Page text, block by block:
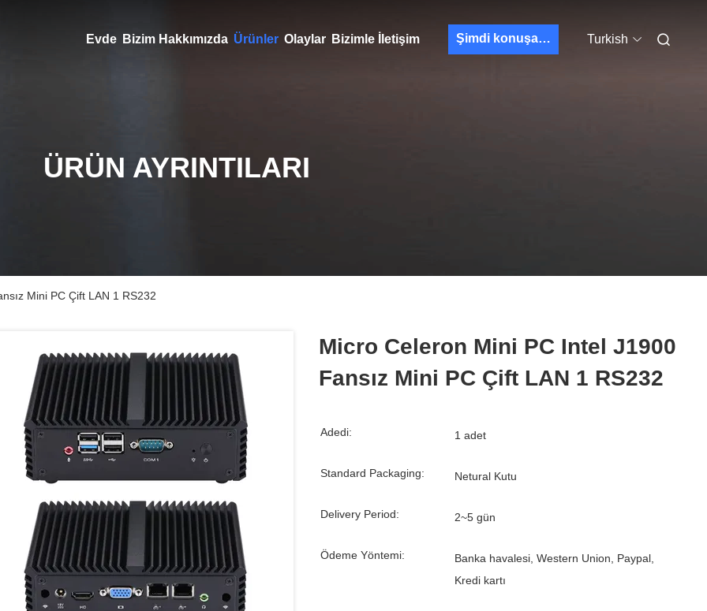
Evde Bizim Hakkımızda Ürünler Olaylar Bizimle İletişim Şimdi konuşalım. Turkish
ÜRÜN AYRINTILARI
Mini PC Çift LAN 1 RS232
Micro Celeron Mini PC Intel J1900
Fansız Mini PC Çift LAN 1 RS232
Adedi: 1 adet
Standard Packaging: Netural Kutu
Delivery Period: 2~5 gün
Ödeme Yöntemi:
Banka havalesi, Western Union, Paypal,
Kredi kartı